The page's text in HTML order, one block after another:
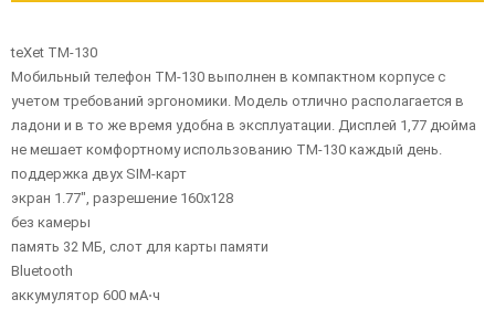
teXet TM-130
Мобильный телефон TM-130 выполнен в компактном корпусе с
учетом требований эргономики. Модель отлично располагается в
ладони и в то же время удобна в эксплуатации. Дисплей 1,77 дюйма
не мешает комфортному использованию TM-130 каждый день.
поддержка двух SIM-карт
экран 1.77", разрешение 160x128
без камеры
память 32 МБ, слот для карты памяти
Bluetooth
аккумулятор 600 мА⋅ч